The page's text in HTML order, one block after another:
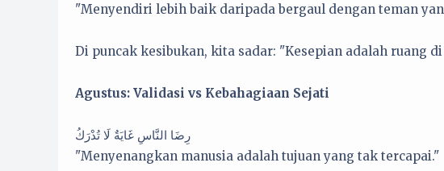
"Menyendiri lebih baik daripada bergaul dengan teman
Di puncak kesibukan, kita sadar: "Kesepian adalah ruang
Agustus: Validasi vs Kebahagiaan Sejati
رِضَا النَّاسِ غَايَةٌ لَا تُدْرَكُ
"Menyenangkan manusia adalah tujuan yang tak tercapai."